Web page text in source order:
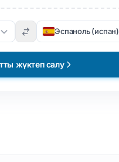
Эспаноль (испан)
жүктеп салу